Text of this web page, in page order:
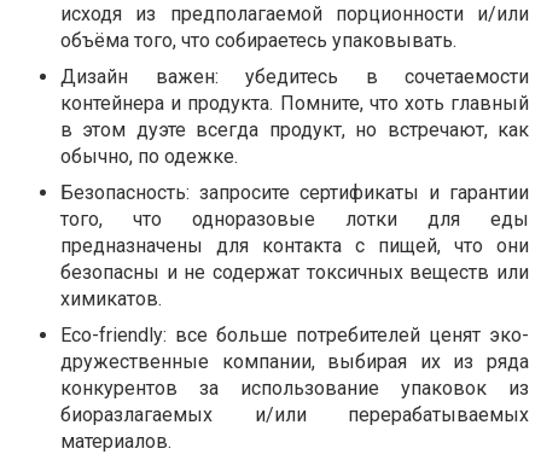
исходя из предполагаемой порционности и/или
объёма того, что собираетесь упаковывать.
Дизайн важен: убедитесь в сочетаемости
контейнера и продукта. Помните, что хоть главный
в этом дуэте всегда продукт, но встречают, как
обычно, по одежке.
Безопасность: запросите сертификаты и гарантии
того, что одноразовые лотки для еды
предназначены для контакта с пищей, что они
безопасны и не содержат токсичных веществ или
химикатов.
Eco-friendly: все больше потребителей ценят эко-
дружественные компании, выбирая их из ряда
конкурентов за использование упаковок из
биоразлагаемых и/или перерабатываемых
материалов.